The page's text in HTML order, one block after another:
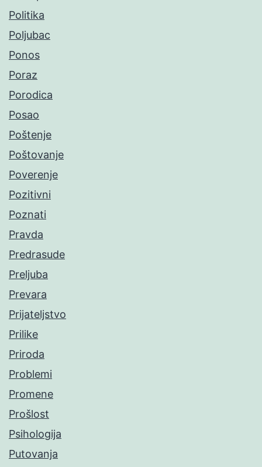
Politika
Poljubac
Ponos
Poraz
Porodica
Posao
Poštenje
Poštovanje
Poverenje
Pozitivni
Poznati
Pravda
Predrasude
Preljuba
Prevara
Prijateljstvo
Prilike
Priroda
Problemi
Promene
Prošlost
Psihologija
Putovanja